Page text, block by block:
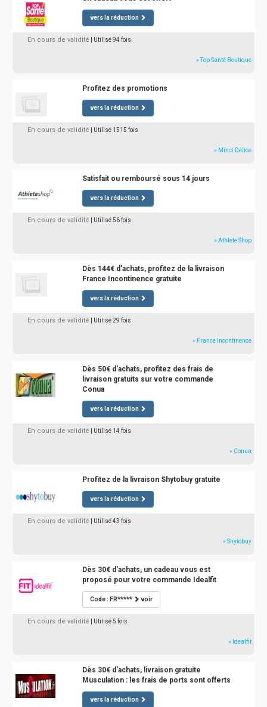
vers la réduction
En cours de validité | Utilisé 94 fois
» Top Santé Boutique
Profitez des promotions
vers la réduction
En cours de validité | Utilisé 1515 fois
» Minci Délice
Satisfait ou remboursé sous 14 jours
vers la réduction
En cours de validité | Utilisé 56 fois
» Athlete Shop
Dès 144€ d'achats, profitez de la livraison
France Incontinence gratuite
vers la réduction
En cours de validité | Utilisé 29 fois
» France Incontinence
Dès 50€ d'achats, profitez des frais de
livraison gratuits sur votre commande
Conua
vers la réduction
En cours de validité | Utilisé 14 fois
» Conua
Profitez de la livraison Shytobuy gratuite
vers la réduction
En cours de validité | Utilisé 43 fois
» Shytobuy
Dès 30€ d'achats, un cadeau vous est
proposé pour votre commande Idealfit
Code : FR***** voir
En cours de validité | Utilisé 5 fois
» Idealfit
Dès 30€ d'achats, livraison gratuite
Musculation : les frais de ports sont offerts
vers la réduction